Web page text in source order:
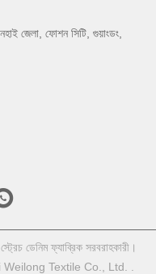
জেলা, ফোশন সিটি, গুয়াংডং,
ডেনিম ফ্যাব্রিক সরবরাহকারী।
Textile Co., Ltd. .